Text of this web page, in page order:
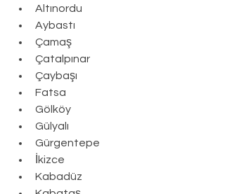
Altınordu
Aybastı
Çamaş
Çatalpınar
Çaybaşı
Fatsa
Gölköy
Gülyalı
Gürgentepe
İkizce
Kabadüz